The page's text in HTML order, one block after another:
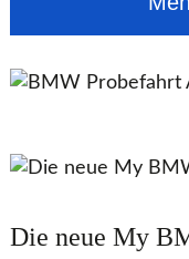
Die neue My